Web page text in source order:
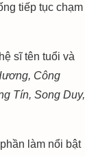
tiếp tục chạm
sĩ tên tuổi và
Công
Tín, Song Duy,
làm nổi bật